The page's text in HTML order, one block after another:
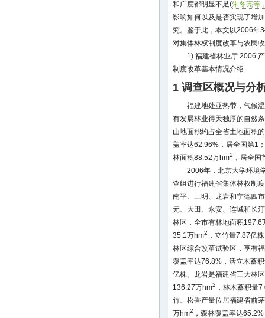
和广度都明显不足(朱冬亮等
影响如何以及是否实现了增
究。鉴于此，本文以2006年
对集体林权制度改革与农民
1) 福建省林业厅.2006.
制度改革基本情况介绍.
1 调查区概况与分
福建地处亚热带，气候
有发展林业得天独厚的自然
山地面积约占全省土地面积
盖率达62.96%，居全国第1
林面积88.52万hm2 ，居全
2006年，北京大学环境
查组进行福建省集体林权制
南平、三明、龙岩和宁德四
元、大田、永安、连城和长
林区，全市有林地面积197.6
35.1万hm2 ，立竹量7.87亿
林区综合改革试验区，享有
覆盖率达76.8%，活立木蓄
亿株。龙岩是福建省三大林
136.27万hm2 ，林木蓄积量
竹、松香产量位居福建省前
万hm2 ，森林覆盖率达